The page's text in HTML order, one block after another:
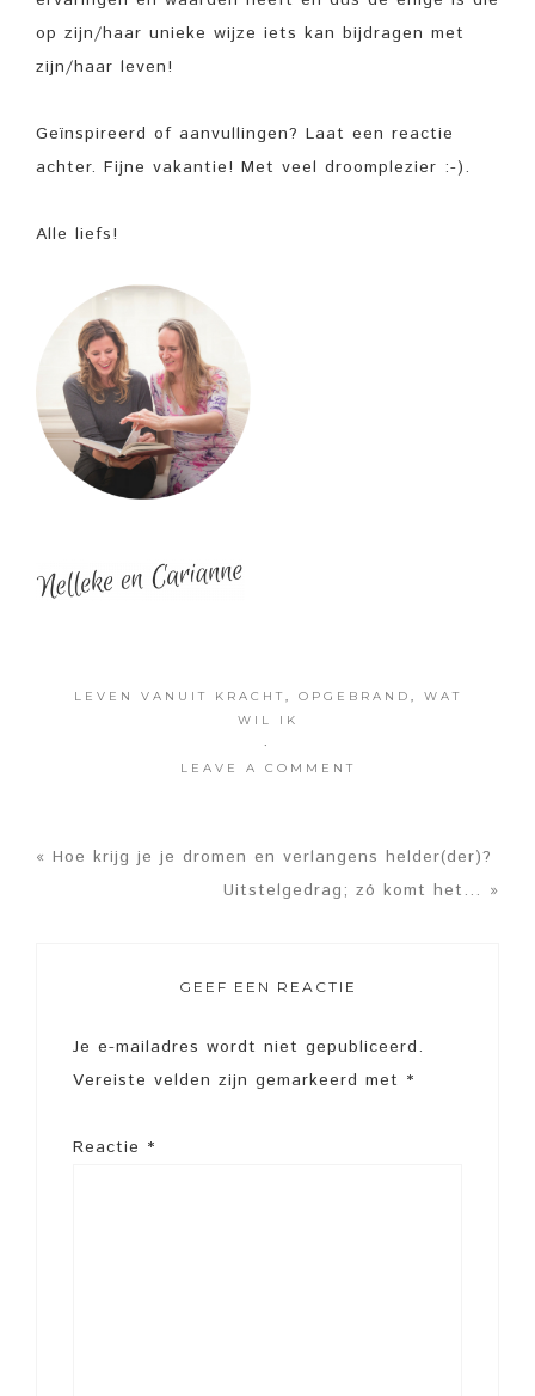
op zijn/haar unieke wijze iets kan bijdragen met
zijn/haar leven!
Geïnspireerd of aanvullingen? Laat een reactie
achter. Fijne vakantie! Met veel droomplezier :-).
Alle liefs!
LEVEN VANUIT KRACHT OPGEBRAND
WAT
WIL IK
·
LEAVE A COMMENT
« Hoe krijg je je dromen en verlangens helder(der)?
Uitstelgedrag; zó komt het… »
GEEF EEN REACTIE
Je e-mailadres wordt niet gepubliceerd.
Vereiste velden zijn gemarkeerd met *
Reactie *